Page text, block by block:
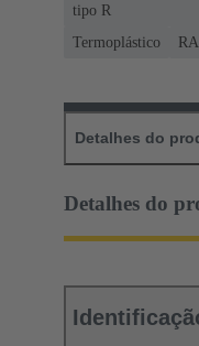
tipo R
Termoplástico
Detalhes do
Detalhes do